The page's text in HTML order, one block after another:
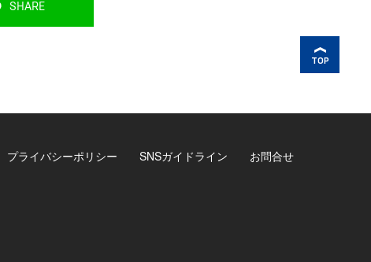
SHARE
TOP
プライバシーポリシー SNSガイドライン お問合せ